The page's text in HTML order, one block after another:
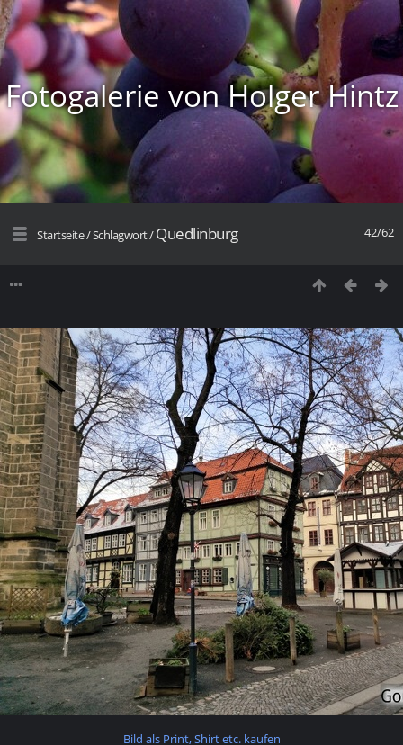
Fotogalerie von Holger Hintz
42/62
Startseite/Schlagwort/Quedlinburg
Bild als Print, Shirt etc. kaufen